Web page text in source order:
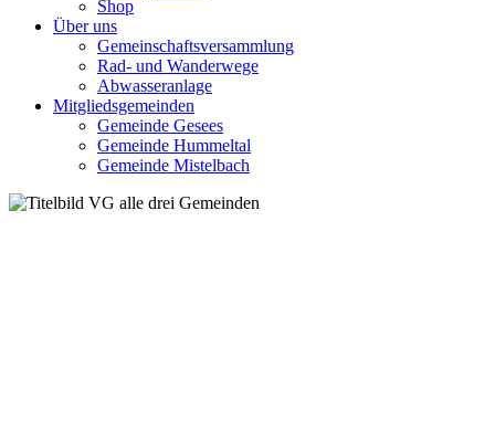
Shop
Über uns
Gemeinschaftsversammlung
Rad- und Wanderwege
Abwasseranlage
Mitgliedsgemeinden
Gemeinde Gesees
Gemeinde Hummeltal
Gemeinde Mistelbach